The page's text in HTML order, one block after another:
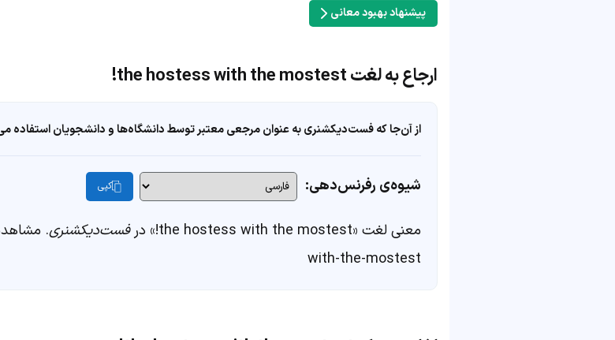
پیشنهاد بهبود معانی
ارجاع به لغت the hostess with the mostest!
از آن‌جا که فست‌دیکشنری به عنوان مرجعی معتبر توسط دانشگاه‌ها و دانشجویان استفاده
شیوه‌ی رفرنس‌دهی: کپی
معنی لغت «the hostess with the mostest!» در فست‌دیکشنری
with-the-mostest